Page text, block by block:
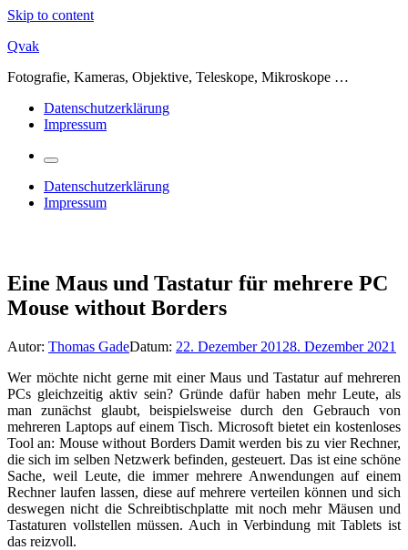
Skip to content
Qvak
Fotografie, Kameras, Objektive, Teleskope, Mikroskope …
Datenschutzerklärung
Impressum
Datenschutzerklärung
Impressum
Eine Maus und Tastatur für mehrere PC
Mouse without Borders
Autor: Thomas GadeDatum: 22. Dezember 20128. Dezember 2021
Wer möchte nicht gerne mit einer Maus und Tastatur auf mehreren
PCs gleichzeitig aktiv sein? Gründe dafür haben mehr Leute, als
man zunächst glaubt, beispielsweise durch den Gebrauch von
mehreren Laptops auf einem Tisch. Microsoft bietet ein kostenloses
Tool an: Mouse without Borders Damit werden bis zu vier Rechner,
die sich im selben Netzwerk befinden, gesteuert. Das ist eine schöne
Sache, weil Leute, die immer mehrere Anwendungen auf einem
Rechner laufen lassen, diese auf mehrere verteilen können und sich
deswegen nicht die Schreibtischplatte mit noch mehr Mäusen und
Tastaturen vollstellen müssen. Auch in Verbindung mit Tablets ist
das reizvoll.